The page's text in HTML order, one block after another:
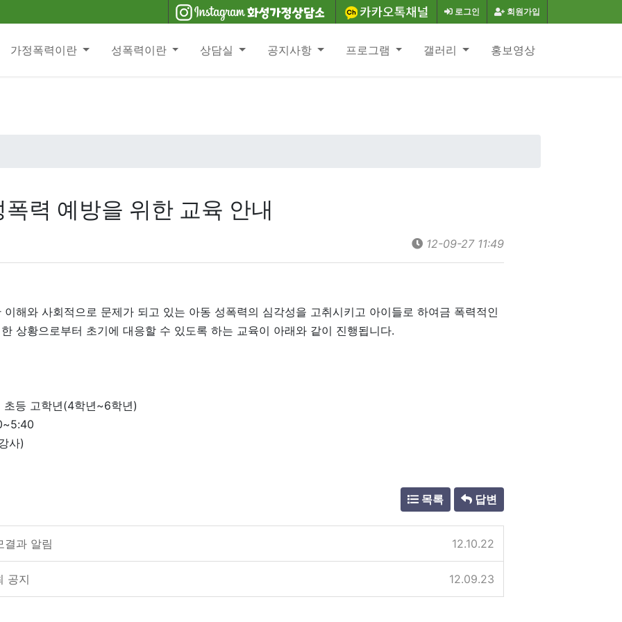
회원가입
로그인
가정폭력이란 성폭력이란 상담실 공지사항 프로그램 갤러리 홍보영상
력 예방을 위한 교육 안내
12-09-27 11:49
해와 사회적으로 문제가 되고 있는 아동 성폭력의 심각성을 고취시키고 아이들로 하여금 폭력적인
상황으로부터 초기에 대응할 수 있도록 하는 교육이 아래와 같이 진행됩니다.
등 고학년(4학년~6학년)
사)
목록 답변
결과 알림 12.10.22
공지 12.09.23